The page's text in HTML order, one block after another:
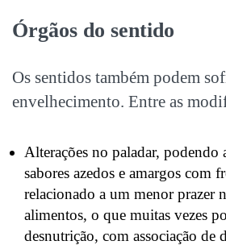
Órgãos do sentido
Os sentidos também podem
envelhecimento. Entre as
Alterações no paladar, podendo
sabores azedos e amargos com
relacionado a um menor prazer
alimentos, o que muitas vezes
desnutrição, com associação de